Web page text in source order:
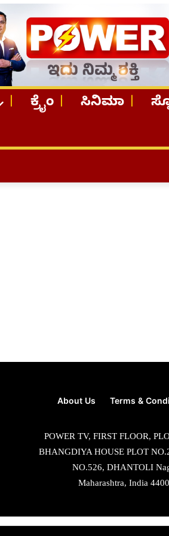
ಕ್ರೈಂ ಸಿನಿಮಾ
About Us Terms &
POWER TV, FIRST FLOOR,
BHANGDIYA HOUSE PLOT
NO.526, DHANTOLI
Maharashtra, India